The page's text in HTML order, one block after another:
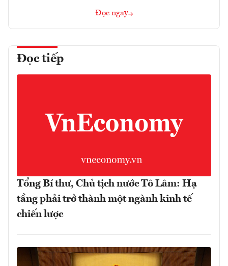
Đọc ngay
Đọc tiếp
Tổng Bí thư, Chủ tịch nước Tô Lâm: Hạ
tầng phải trở thành một ngành kinh tế
chiến lược